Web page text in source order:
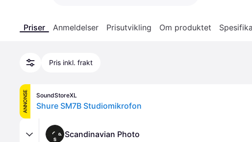
Priser Anmeldelser Prisutvikling Om produktet
Pris inkl. frakt
ANNONSE SoundStoreXL
Shure SM7B Studiomikrofon
Scandinavian Photo